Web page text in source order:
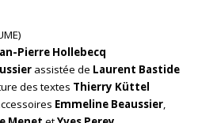
Pierre Hollebecq
assistée de Laurent Bastide
des textes Thierry Küttel
Emmeline Beaussier,